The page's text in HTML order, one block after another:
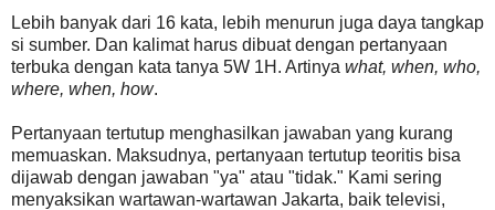
Lebih banyak dari 16 kata, lebih menurun juga daya tangkap
si sumber. Dan kalimat harus dibuat dengan pertanyaan
terbuka dengan kata tanya 5W 1H. Artinya what, when, who,
where, when, how.
Pertanyaan tertutup menghasilkan jawaban yang kurang
memuaskan. Maksudnya, pertanyaan tertutup teoritis bisa
dijawab dengan jawaban "ya" atau "tidak." Kami sering
menyaksikan wartawan-wartawan Jakarta, baik televisi,